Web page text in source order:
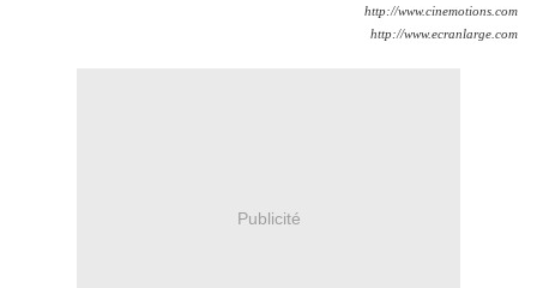
http://www.cinemotions.com
http://www.ecranlarge.com
Publicité